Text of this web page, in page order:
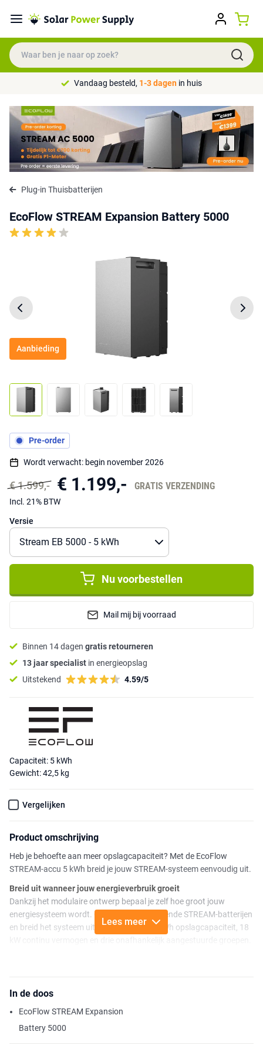
Vandaag besteld, 1-3 dagen in huis
Plug-in Thuisbatterijen
EcoFlow STREAM Expansion Battery 5000
Aanbieding
Pre-order
Wordt verwacht: begin november 2026
€ 1.599,- € 1.199,- GRATIS VERZENDING
Incl. 21% BTW
Versie
Nu voorbestellen
Mail mij bij voorraad
Binnen 14 dagen gratis retourneren
13 jaar specialist in energieopslag
Uitstekend
4.59/5
Capaciteit: 5 kWh
Gewicht: 42,5 kg
Vergelijken
Product omschrijving
Heb je behoefte aan meer opslagcapaciteit? Met de EcoFlow
STREAM-accu 5 kWh breid je jouw STREAM-systeem eenvoudig uit.
Breid uit wanneer jouw energieverbruik groeit
Dankzij het modulaire ontwerp bepaal je zelf hoe groot jouw
energiesysteem wordt. Combineer verschillende STREAM-batterijen
en breid het systeem uit tot maximaal 90 kWh opslagcapaciteit, 18
installeren.
Met iedere extra STREAM-accu groeit de beschikbare
Lees meer
In de doos
EcoFlow STREAM Expansion
Battery 5000